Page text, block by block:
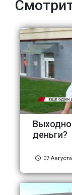
деньги?
07